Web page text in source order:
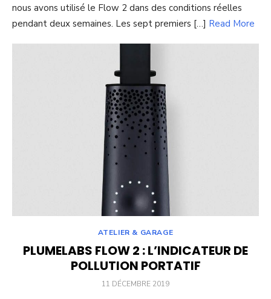
nous avons utilisé le Flow 2 dans des conditions réelles
pendant deux semaines. Les sept premiers […] Read More
ATELIER & GARAGE
PLUMELABS FLOW 2 : L’INDICATEUR DE
POLLUTION PORTATIF
POSTED
11 DÉCEMBRE 2019